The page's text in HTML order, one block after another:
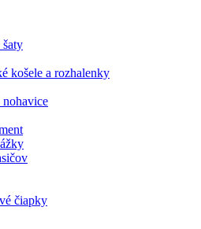
šaty
košele a rozhalenky
nohavice
čiapky